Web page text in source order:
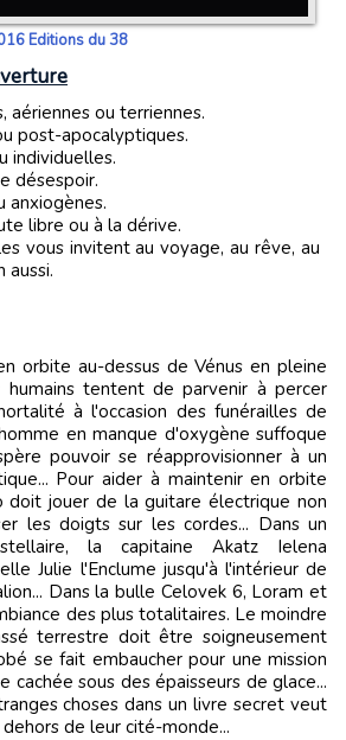
Editions du 38
aériennes ou terriennes.
post-apocalyptiques.
individuelles.
désespoir.
anxiogènes.
libre ou à la dérive.
vous invitent au voyage, au rêve, au
aussi.
humains tentent de parvenir à percer
à l'occasion des funérailles de
en manque d'oxygène suffoque
pouvoir se réapprovisionner à un
Pour aider à maintenir en orbite
doit jouer de la guitare électrique non
les doigts sur les cordes... Dans un
la capitaine Akatz Ielena
Julie l'Enclume jusqu'à l'intérieur de
Dans la bulle Celovek 6, Loram et
des plus totalitaires. Le moindre
terrestre doit être soigneusement
se fait embaucher pour une mission
cachée sous des épaisseurs de glace...
choses dans un livre secret veut
de leur cité-monde...